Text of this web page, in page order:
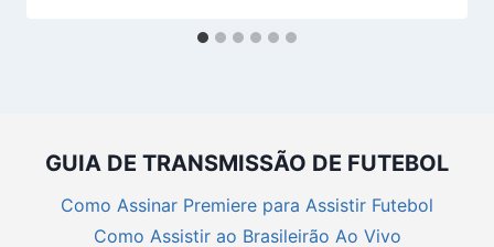
GUIA DE TRANSMISSÃO DE FUTEBOL
Como Assinar Premiere para Assistir Futebol
Como Assistir ao Brasileirão Ao Vivo